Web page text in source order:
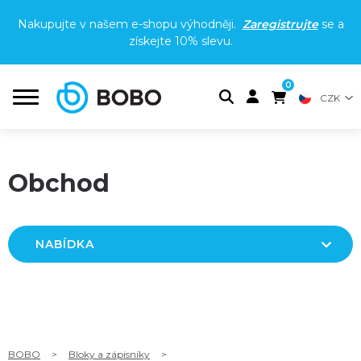
Nakupujte v našem e-shopu výhodněji. Zaregistrujtese a
získejte 10% slevu.
0
CZK
Obchod
NABÍDKA
BOBO > Bloky a zápisníky >